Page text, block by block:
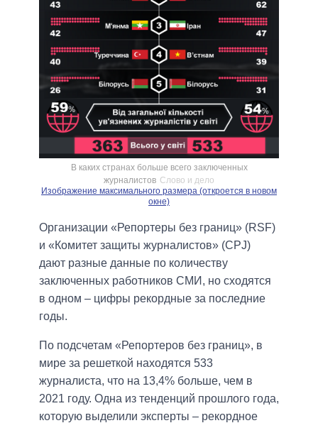
В каких странах больше всего заключенных
журналистов Слово и дело
Изображение максимального размера (откроется в новом
окне)
Организации «Репортеры без границ» (RSF)
и «Комитет защиты журналистов» (CPJ)
дают разные данные по количеству
заключенных работников СМИ, но сходятся
в одном – цифры рекордные за последние
годы.
По подсчетам «Репортеров без границ», в
мире за решеткой находятся 533
журналиста, что на 13,4% больше, чем в
2021 году. Одна из тенденций прошлого года,
которую выделили эксперты – рекордное